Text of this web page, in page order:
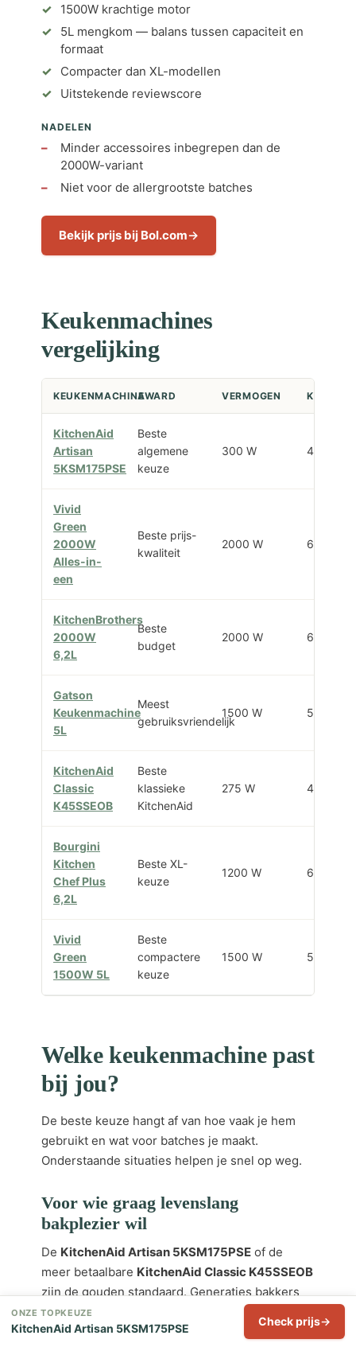
1500W krachtige motor
5L mengkom — balans tussen capaciteit en
formaat
Compacter dan XL-modellen
Uitstekende reviewscore
NADELEN
Minder accessoires inbegrepen dan de
2000W-variant
Niet voor de allergrootste batches
Bekijk prijs bij Bol.com
Keukenmachines
vergelijking
KEUKENMACHINEAWARD VERMOGEN
KitchenAid
Artisan
5KSM175PSE
Beste
algemene
keuze
300 W 4,8 L
Vivid
Green
2000W
Alles-in-
een
Beste prijs-
kwaliteit
2000 W 6,2 L
KitchenBrothers
2000W
6,2L
Beste
budget
2000 W 6,2 L
Gatson
Keukenmachine
5L
Meest
gebruiksvriendelijk
1500 W 5 L
KitchenAid
Classic
K45SSEOB
Beste
klassieke
KitchenAid
275 W 4,3 L
Bourgini
Kitchen
Chef Plus
6,2L
Beste XL-
keuze
1200 W 6,2 L
Vivid
Green
1500W 5L
Beste
compactere
keuze
1500 W 5 L
Welke keukenmachine past
bij jou?
De beste keuze hangt af van hoe vaak je hem
gebruikt en wat voor batches je maakt.
Onderstaande situaties helpen je snel op weg.
Voor wie graag levenslang
bakplezier wil
De KitchenAid Artisan 5KSM175PSE of de
meer betaalbare KitchenAid Classic K45SSEOB
zijn de gouden standaard. Generaties bakkers
zweren bij KitchenAid — planetaire
kneedtechniek, gietijzeren bouw en uitbreidbaar
ONZE TOPKEUZE
KitchenAid Artisan 5KSM175PSE Check prijs